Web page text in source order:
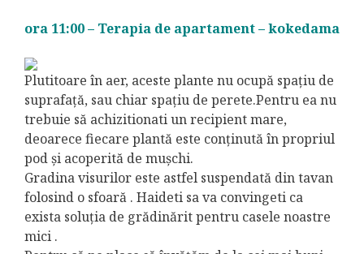
ora 11:00 – Terapia de apartament – kokedama
Plutitoare în aer, aceste plante nu ocupă spațiu de
suprafață, sau chiar spațiu de perete.Pentru ea nu
trebuie să achizitionati un recipient mare,
deoarece fiecare plantă este conținută în propriul
pod și acoperită de mușchi.
Gradina visurilor este astfel suspendată din tavan
folosind o sfoară . Haideti sa va convingeti ca
exista soluția de grădinărit pentru casele noastre
mici .